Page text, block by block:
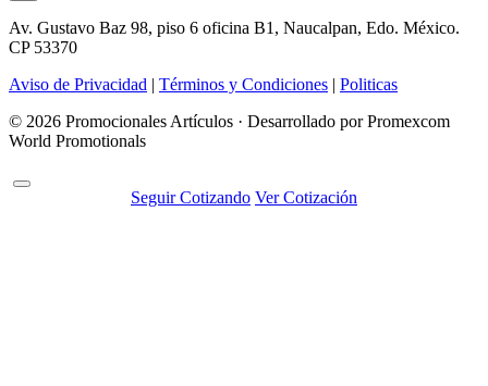
Av. Gustavo Baz 98, piso 6 oficina B1, Naucalpan, Edo. México.
CP 53370
Aviso de Privacidad | Términos y Condiciones | Politicas
© 2026 Promocionales Artículos · Desarrollado por Promexcom
World Promotionals
Seguir Cotizando Ver Cotización